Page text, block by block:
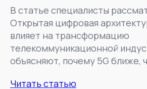
В статье специалисты
Открытая цифровая
влияет на трансформацию
телекоммуникационной
объясняют, почему 5G ближе,
Читать статью